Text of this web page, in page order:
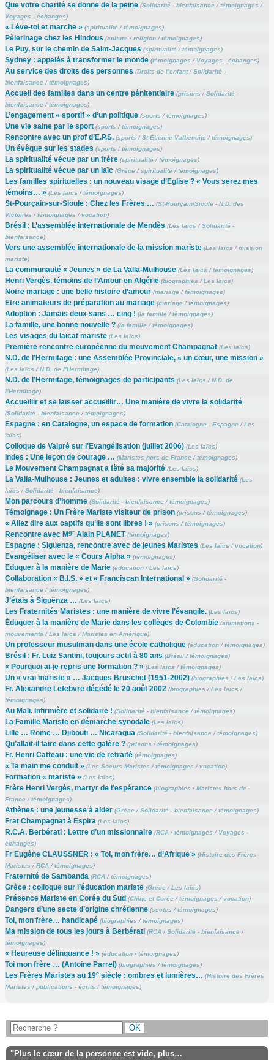
Que votre charité se donne de la peine (Solidarité - bienfaisance/témoignages /
Voyages - échanges)
« Lève-toi et marche » (spiritualité/témoignages)
Pèlerinage chez les Hindous (culture/religion/témoignages)
Le Puy, sur le chemin de Saint-Jacques (spiritualité/témoignages)
Sydney : appelés à transformer le monde (témoignages / Voyages - échanges)
Au service des droits des personnes (Droits de l’enfant/Solidarité -
bienfaisance/témoignages)
Accueil des familles dans un centre pénitentiaire (prisons /Solidarité -
bienfaisance/témoignages)
L’engagement « sportif » d’un politique (sports /témoignages)
Une vie saine par le sport (sports /témoignages)
Rencontre avec un prof d’E.P.S. (sports /St-Etienne Valbenoîte/témoignages)
Un évêque sur les stades (sports /témoignages)
La spiritualité vécue par un frère (spiritualité/témoignages)
La spiritualité vécue par un laïc (Grèce/spiritualité/témoignages)
Les familles spirituelles : un nouveau visage d’Eglise ? « Vous serez mes
témoins… » (Les laïcs /témoignages)
St-Pourçain-sur-Sioule : Chez les Frères … (St-Pourçain/Sioule - N.D. des
Victoires /témoignages /vocation)
Brésil : L’assemblée internationale de Mendès (Les laïcs /Solidarité -
bienfaisance)
Vers une assemblée internationale de la mission mariste (Les laïcs /mission
mariste)
La communauté « Jeunes » de La Valla-Mulhouse (Les laïcs /témoignages)
Henri Vergès, témoins de l’Amour en Algérie (biographies /Les laïcs)
Notre mariage : une belle histoire d’amour (mariage/témoignages)
Etre animateurs de préparation au mariage (mariage/témoignages)
Adoption : Jamais deux sans … cinq ! (la famille/témoignages)
La famille, une bonne nouvelle ? (la famille/témoignages)
Les visages du laïcat mariste (Les laïcs)
Première rencontre européenne du mouvement Champagnat (Les laïcs)
N.D. de l’Hermitage : une Assemblée Provinciale, « un cœur, une mission »
(Les laïcs /N.D. de l’Hermitage)
N.D. de l’Hermitage, témoignages de participants (Les laïcs /N.D. de
l’Hermitage)
Accueillir et se laisser accueillir… Une manière de vivre la solidarité
(Solidarité - bienfaisance/témoignages)
Espagne : en Catalogne, un espace de formation (Catalogne - Espagne/Les
laïcs)
Colloque de Valpré sur l’Evangélisation (juillet 2006) (Les laïcs)
Indes : Une leçon de courage … (Maristes hors de France/témoignages)
Le Mouvement Champagnat a fêté sa majorité (Les laïcs)
La Valla-Mulhouse : Jeunes et adultes : vivre ensemble la solidarité (Les
laïcs /Solidarité - bienfaisance)
Mon parcours d’homme (Solidarité - bienfaisance/témoignages)
Témoignage : Un Frère Mariste visiteur de prison (prisons /témoignages)
« Allez dire aux captifs qu’ils sont libres ! » (prisons /témoignages)
Rencontre avec MgrAlain PLANET (témoignages)
Espagne : Sigüenza, rencontre avec de jeunes Maristes (Les laïcs /vocation)
Evangéliser avec le « Cours Alpha » (témoignages)
Eduquer à la manière de Marie (éducation/Les laïcs)
Collaboration « B.I.S. » et « Franciscan International » (Solidarité -
bienfaisance/témoignages)
J’étais à Siguënza … (Les laïcs)
Les Fraternités Maristes : une manière de vivre l’évangile. (Les laïcs)
Éduquer à la manière de Marie dans les collèges de Colombie (animations -
mouvements /Les laïcs /Maristes en Amérique)
Un professeur musulman dans une école catholique (éducation/témoignages)
Brésil : Fr. Luiz Santini, toujours actif à 80 ans (Brésil/témoignages)
« Pourquoi ai-je repris une formation ? » (Les laïcs /témoignages)
Un « vrai mariste » … Jacques Bruschet (1951-2002) (biographies /Les laïcs)
Fr. Alexandre Lefebvre décédé le 20 août 2002 (biographies /Les laïcs /
témoignages)
Au Mali. Infirmière et solidaire ! (Solidarité - bienfaisance/témoignages)
La Famille Mariste en démarche synodale (Les laïcs)
Lille … Rome … Djibouti … Nicaragua (Solidarité - bienfaisance/témoignages)
Qu’allait-il faire dans cette galère ? (prisons /témoignages)
Fr. Henri Catteau : une vie de retraité (témoignages)
« Ta main me conduit » (Les Soeurs Maristes /témoignages /vocation)
Formation « mariste » (Les laïcs)
Frère Henri Vergès, martyr de l’espérance (biographies /Maristes hors de
France/témoignages)
Athènes : une jeunesse à aider (Grèce/Solidarité - bienfaisance/témoignages)
Frat Champagnat à Espira (Les laïcs)
R.C.A. Berbérati : Lettre d’un missionnaire (RCA/témoignages / Voyages -
échanges)
Fr Eugène CLAUSSNER : « Toi, mon frère… d’Afrique » (Histoire des Frères
Maristes /RCA/témoignages)
Fraternité de Sambanda (RCA/témoignages)
Grèce : colloque sur l’éducation mariste (Grèce/Les laïcs)
Présence Mariste en Corée du Sud (Chine et Corée/témoignages /vocation)
Dangers d’une secte d’origine chrétienne (sectes /témoignages)
Toi, mon frère… handicapé (biographies /témoignages)
Ma mission de tous les jours à Berbérati (RCA/Solidarité - bienfaisance/
témoignages)
« Heureuse délinquance ! » (éducation/témoignages)
Toi mon frère … (Antoine Parrel) (biographies /témoignages)
Les Frères Maristes au 19esiècle : ombres et lumières… (Histoire des Frères
Maristes /publications - écrits /témoignages)
"Plus le cœur de la personne est vide, plus…